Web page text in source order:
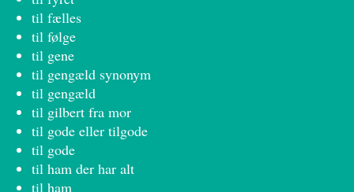
til fælles
til følge
til gene
til gengæld synonym
til gengæld
til gilbert fra mor
til gode eller tilgode
til gode
til ham der har alt
til ham